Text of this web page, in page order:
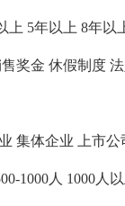
上 5年以上 8年以
奖金 休假制度
集体企业 上市公
1000人 1000人